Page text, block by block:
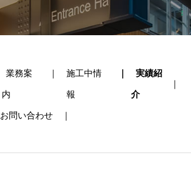
業務案
内
施工中情
報
実績紹
介
お問い合わせ